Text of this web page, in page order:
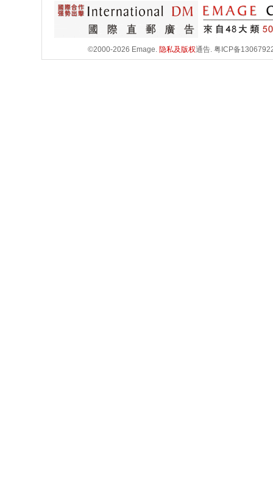
©2000-2026 Emage. 隐私及版权通告. 粤ICP备